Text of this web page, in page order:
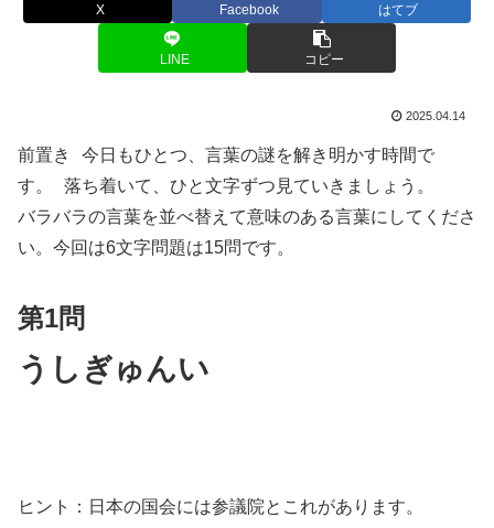
X Facebook はてブ
LINE コピー
2025.04.14
前置き 今日もひとつ、言葉の謎を解き明かす時間で
す。 落ち着いて、ひと文字ずつ見ていきましょう。
バラバラの言葉を並べ替えて意味のある言葉にしてくださ
い。今回は6文字問題は15問です。
第1問
うしぎゅんい
ヒント： 日本の国会には参議院とこれがあります。